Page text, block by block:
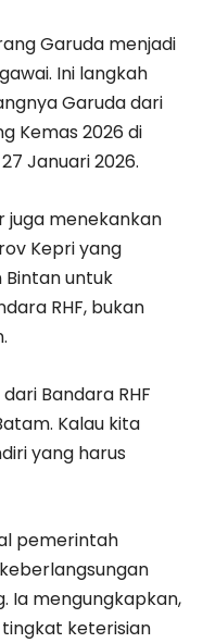
Garuda menjadi
Ini langkah
Garuda dari
Kemas 2026 di
Januari 2026.
juga menekankan
Kepri yang
Bintan untuk
RHF, bukan
Bandara RHF
Kalau kita
yang harus
pemerintah
Ia mengungkapkan,
keterisian